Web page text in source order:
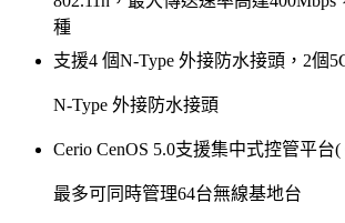
種
支援4 個N-Type 外接防水接頭，2個
N-Type 外接防水接頭
Cerio CenOS 5.0支援集中式控管平台(
最多可同時管理64台無線基地台